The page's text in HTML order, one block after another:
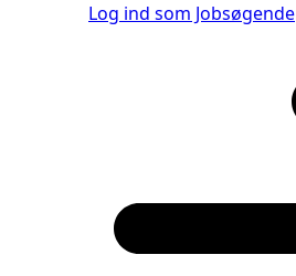
Log ind som Jobsøgende